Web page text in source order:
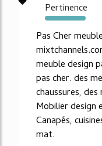
Pertinence
2715%
Pas Cher
meuble design
pas cher. des
chaussures,
Mobilier design
Canapés,
mat.